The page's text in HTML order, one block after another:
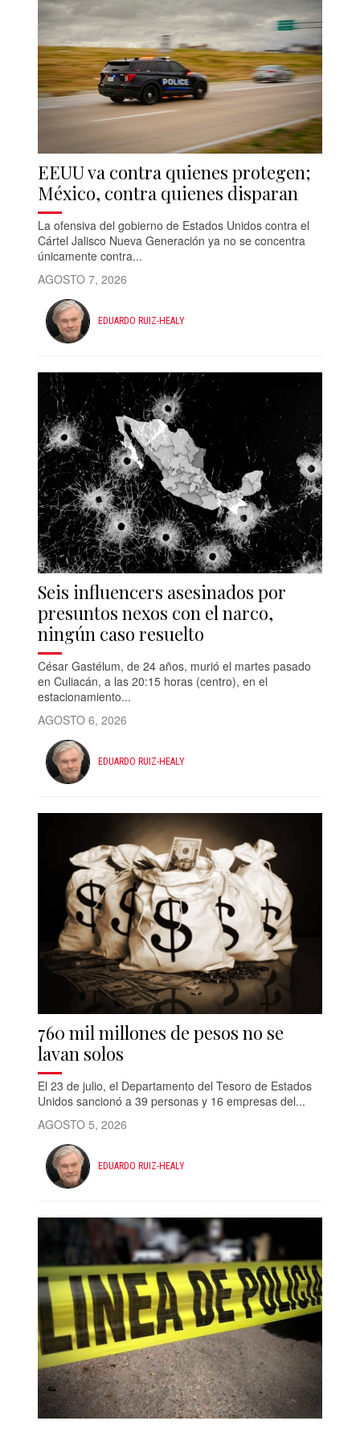
EEUU va contra quienes protegen;
México, contra quienes disparan
La ofensiva del gobierno de Estados Unidos contra el
Cártel Jalisco Nueva Generación ya no se concentra
únicamente contra...
AGOSTO 7, 2026
EDUARDO RUIZ-HEALY
Seis influencers asesinados por
presuntos nexos con el narco,
ningún caso resuelto
César Gastélum, de 24 años, murió el martes pasado
en Culiacán, a las 20:15 horas (centro), en el
estacionamiento...
AGOSTO 6, 2026
EDUARDO RUIZ-HEALY
760 mil millones de pesos no se
lavan solos
El 23 de julio, el Departamento del Tesoro de Estados
Unidos sancionó a 39 personas y 16 empresas del...
AGOSTO 5, 2026
EDUARDO RUIZ-HEALY